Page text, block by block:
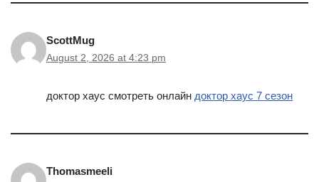
ScottMug
August 2, 2026 at 4:23 pm
доктор хаус смотреть онлайн доктор хаус 7 сезон
Thomasmeeli